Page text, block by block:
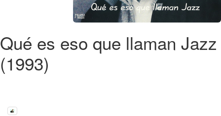
Qué es eso que llaman Jazz
(1993)